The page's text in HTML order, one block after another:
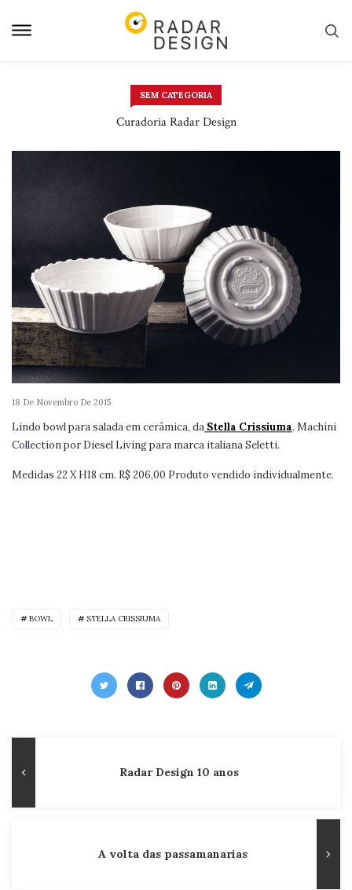
para
SEM CATEGORIA
Curadoria Radar Design
18 De Novembro De 2015
Lindo bowl para salada em cerâmica, da Stella Crissiuma. Machini
Collection por Diesel Living para marca italiana Seletti.
Medidas 22 X H18 cm. R$ 206,00 Produto vendido individualmente.
BOWL STELLA CRISSIUMA
de
Post
Publicação
Radar Design 10 anos
A volta das passamanarias